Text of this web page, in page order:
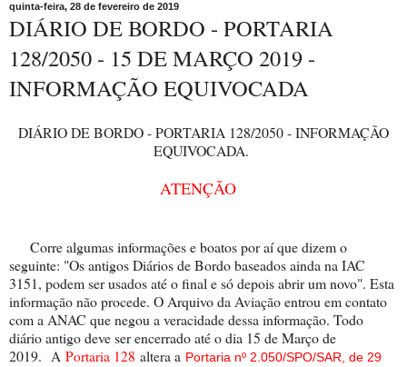
quinta-feira, 28 de fevereiro de 2019
DIÁRIO DE BORDO - PORTARIA
128/2050 - 15 DE MARÇO 2019 -
INFORMAÇÃO EQUIVOCADA
DIÁRIO DE BORDO - PORTARIA 128/2050 - INFORMAÇÃO
EQUIVOCADA.
ATENÇÃO
Corre algumas informações e boatos por aí que dizem o
seguinte: "Os antigos Diários de Bordo baseados ainda na IAC
3151, podem ser usados até o final e só depois abrir um novo". Esta
informação não procede. O Arquivo da Aviação entrou em contato
com a ANAC que negou a veracidade dessa informação. Todo
diário antigo deve ser encerrado até o dia 15 de Março de
2019. A Portaria 128 altera a Portaria nº 2.050/SPO/SAR, de 29